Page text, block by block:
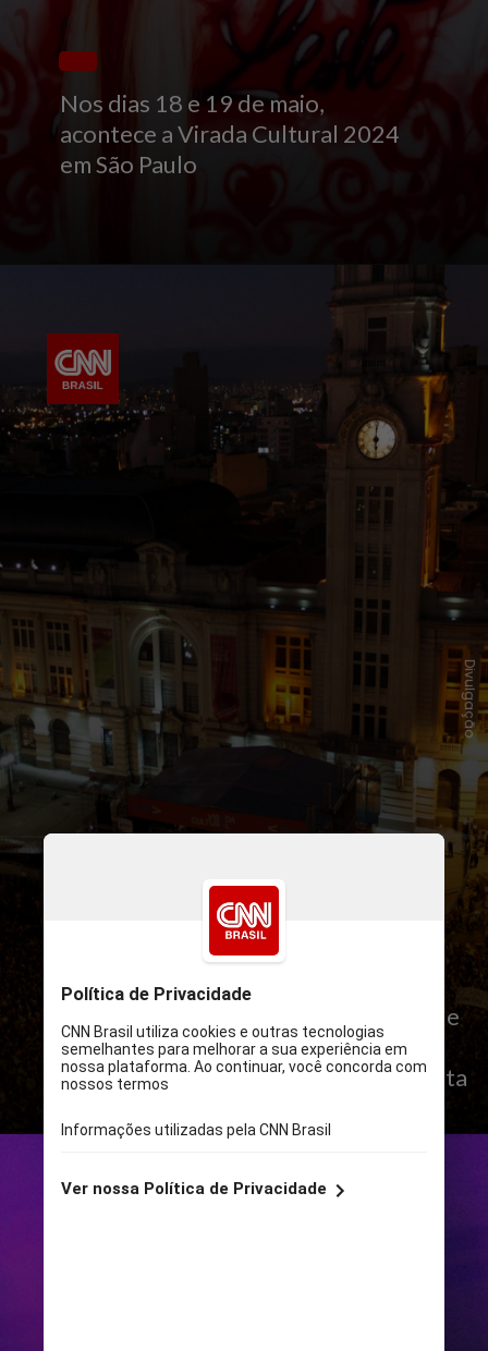
Nos dias 18 e 19 de maio,
acontece a Virada Cultural 2024
em São Paulo
Chamada de Virada Cultural do
Pertencimento, o evento promovido
pela Secretaria Municipal de Cultura de
SP é gratuito e se espalhará por 22
palcos, em 12 regiões da capital paulista
Divulgação